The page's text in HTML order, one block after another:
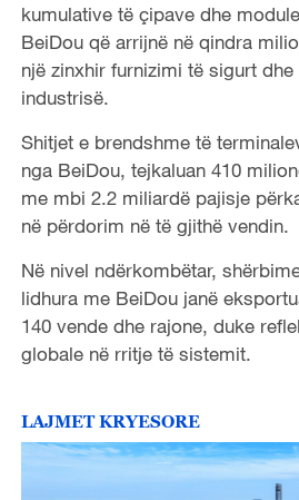
kumulative të çipave dhe
BeiDou që arrijnë në qindra
një zinxhir furnizimi të sigurt
industrisë.
Shitjet e brendshme të
nga BeiDou, tejkaluan 410
me mbi 2.2 miliardë pajisje
në përdorim në të gjithë vendin.
Në nivel ndërkombëtar,
lidhura me BeiDou janë
140 vende dhe rajone, duke
globale në rritje të sistemit.
LAJMET KRYESORE